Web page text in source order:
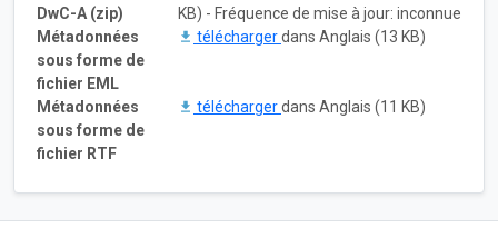
DwC-A (zip)
KB) - Fréquence de mise à jour: inconnue
Métadonnées
sous forme de
fichier EML
téléchargerdans Anglais (13 KB)
Métadonnées
sous forme de
fichier RTF
téléchargerdans Anglais (11 KB)